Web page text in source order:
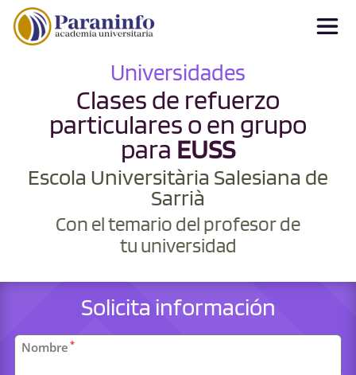
Universidades
Clases de refuerzo
particulares o en grupo
para EUSS
Escola Universitària Salesiana de
Sarrià
Con el temario del profesor de
tu universidad
Solicita información
Datos
personales
Nombre *